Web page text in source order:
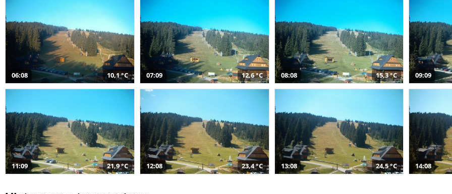
06:08 10,1 °C 07:09 12,6 °C 08:08 15,3 °C 09:09
11:09 21,9 °C 12:08 23,4 °C 13:08 24,5 °C 14:08